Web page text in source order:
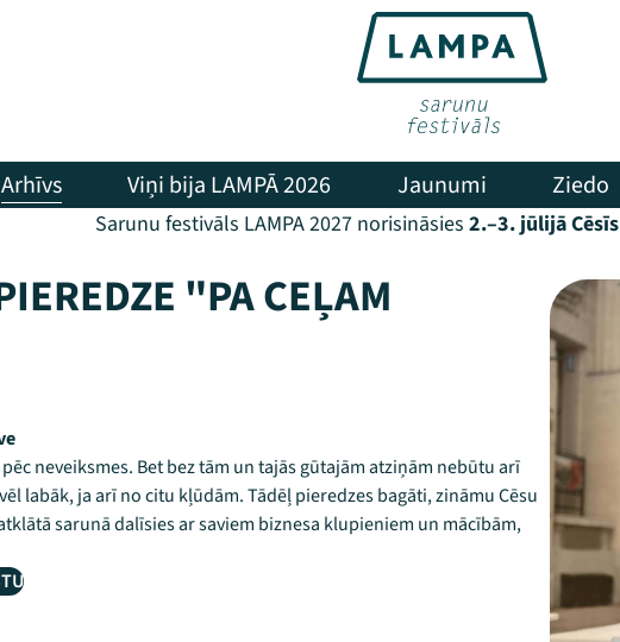
Arhīvs Viņi bija LAMPĀ 2026 Jaunumi Ziedo
Sarunu festivāls LAMPA 2027 norisināsies 2.–3. jūlijā Cēsīs
"PA CEĻAM
neveiksmes. Bet bez tām un tajās gūtajām atziņām nebūtu arī
labāk, ja arī no citu kļūdām. Tādēļ pieredzes bagāti, zināmu Cēsu
sarunā dalīsies ar saviem biznesa klupieniem un mācībām,